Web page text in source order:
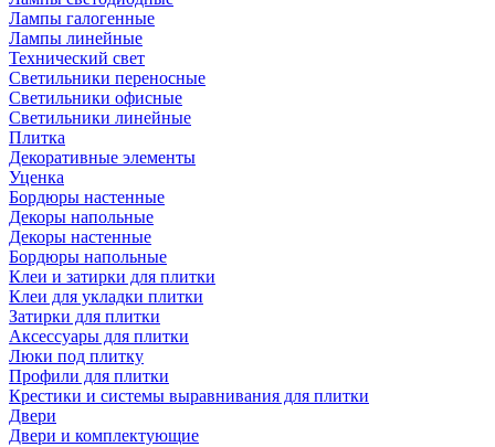
Лампы галогенные
Лампы линейные
Технический свет
Светильники переносные
Светильники офисные
Светильники линейные
Плитка
Декоративные элементы
Уценка
Бордюры настенные
Декоры напольные
Декоры настенные
Бордюры напольные
Клеи и затирки для плитки
Клеи для укладки плитки
Затирки для плитки
Аксессуары для плитки
Люки под плитку
Профили для плитки
Крестики и системы выравнивания для плитки
Двери
Двери и комплектующие